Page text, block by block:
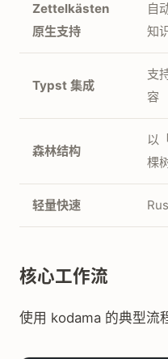
Zettelkästen
原生支持
自
知
Typst 集成
支
容
森林结构
以
棵
轻量快速
核心工作流
使用 kodama 的典型流